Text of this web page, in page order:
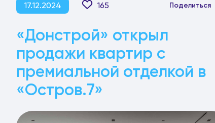
17.12.2024 165 Поделиться
«Донстрой» открыл
продажи квартир с
премиальной отделкой в
«Остров.7»